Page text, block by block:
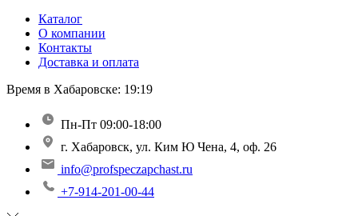
Каталог
О компании
Контакты
Доставка и оплата
Время в Хабаровске: 19:19
Пн-Пт 09:00-18:00
г. Хабаровск, ул. Ким Ю Чена, 4, оф. 26
info@profspeczapchast.ru
+7-914-201-00-44